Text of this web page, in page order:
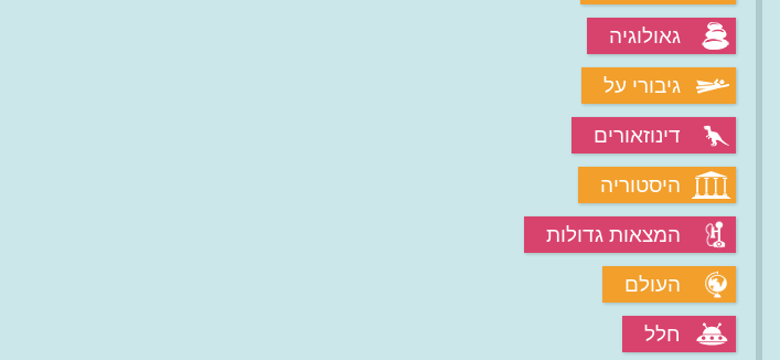
גאולוגיה
גיבורי על
דינוזאורים
היסטוריה
המצאות גדולות
העולם
חלל